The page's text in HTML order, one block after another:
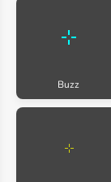
Buzz